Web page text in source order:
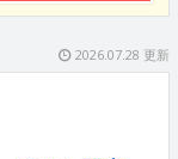
2026.07.28 更新